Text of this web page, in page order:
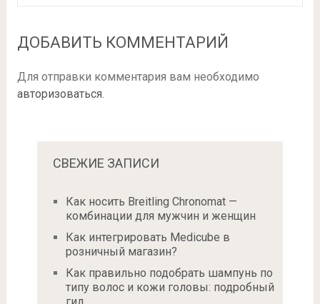
ДОБАВИТЬ КОММЕНТАРИЙ
Для отправки комментария вам необходимо
авторизоваться.
СВЕЖИЕ ЗАПИСИ
Как носить Breitling Chronomat —
комбинации для мужчин и женщин
Как интегрировать Medicube в
розничный магазин?
Как правильно подобрать шампунь по
типу волос и кожи головы: подробный